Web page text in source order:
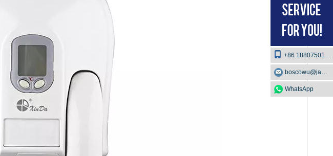
+86 18807501129
WhatsApp